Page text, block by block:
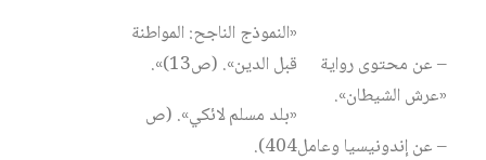
– عن محتوى رواية
«عرش الشيطان».
– عن إندونيسيا وعامل
«النموذج الناجح: المواطنة
قبل الدين». (ص13)».
«بلد مسلم لائكي». (ص
404).